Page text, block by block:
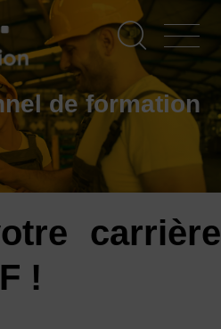
de formation
carrière
!